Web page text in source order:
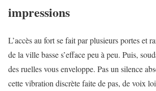
impressions
L’accès au fort se fait par plusieurs portes et
de la ville basse s’efface peu à peu. Puis,
des ruelles vous enveloppe. Pas un silence
cette vibration discrète faite de pas, de voix